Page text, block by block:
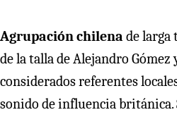
Agrupación chilena de larga
de la talla de Alejandro Gómez
considerados referentes
sonido de influencia británica.